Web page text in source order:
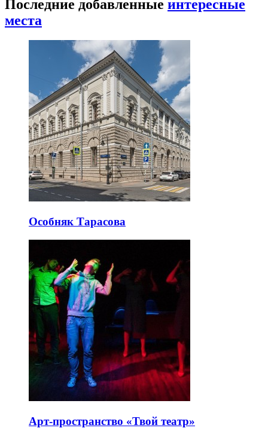
Последние добавленные интересные
места
Особняк Тарасова
Арт-пространство «Твой театр»